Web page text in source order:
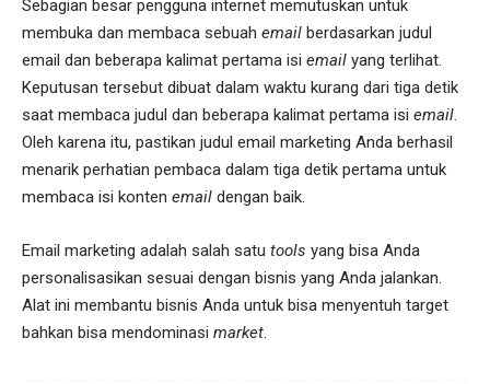
Sebagian besar pengguna internet memutuskan untuk
membuka dan membaca sebuah email berdasarkan judul
email dan beberapa kalimat pertama isi email yang terlihat.
Keputusan tersebut dibuat dalam waktu kurang dari tiga detik
saat membaca judul dan beberapa kalimat pertama isi email.
Oleh karena itu, pastikan judul email marketing Anda berhasil
menarik perhatian pembaca dalam tiga detik pertama untuk
membaca isi konten email dengan baik.
Email marketing adalah salah satu tools yang bisa Anda
personalisasikan sesuai dengan bisnis yang Anda jalankan.
Alat ini membantu bisnis Anda untuk bisa menyentuh target
bahkan bisa mendominasi market.